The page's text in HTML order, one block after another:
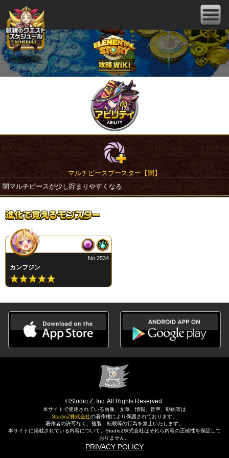
マルチピースブースター【闇】
闇マルチピースが少し貯まりやすくなる
カンフジン
No.2534
©Studio Z, Inc. All Rights Reserved.
本サイトで使用されている画像、文章、情報、音声、動画等は
StudioZ株式会社の著作権により保護されております。
著作者の許可なく、複製、転載等の行為を禁止いたします。
本サイトに掲載されている内容について、StudioZ株式会社はそれら内容の正確性を保証して
おりません。
PRIVACY POLICY